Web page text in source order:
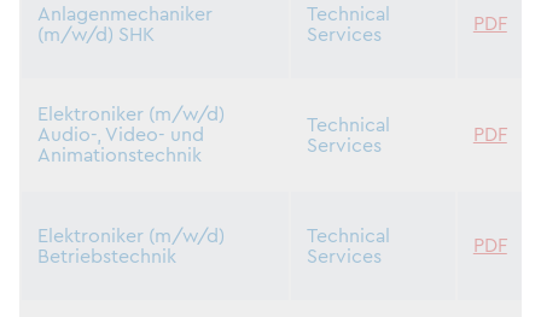
Anlagenmechaniker
(m/w/d) SHK
Technical
Services
PDF
Elektroniker (m/w/d)
Audio-, Video- und
Animationstechnik
Technical
Services
PDF
Elektroniker (m/w/d)
Betriebstechnik
Technical
Services
PDF